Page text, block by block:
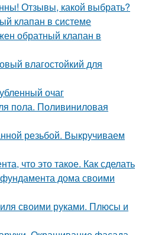
Отзывы, какой выбрать?
клапан в системе
обратный клапан в
влагостойкий для
очаг
пола. Поливиниловая
резьбой. Выкручиваем
что это такое. Как сделать
дома своими
своими руками. Плюсы и